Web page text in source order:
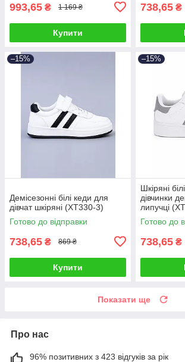
993,65 ₴ 1 169 ₴
Купити
738,65 ₴
–15%
Демісезонні білі кеди для
дівчат шкіряні (XT330-3)
Готово до відправки
738,65 ₴ 869 ₴
Купити
–15%
Шкіряні
дівчинки
липучці
Готово до
738,65 ₴
Показати ще
Про нас
96% позитивних з 423 відгуків за рік